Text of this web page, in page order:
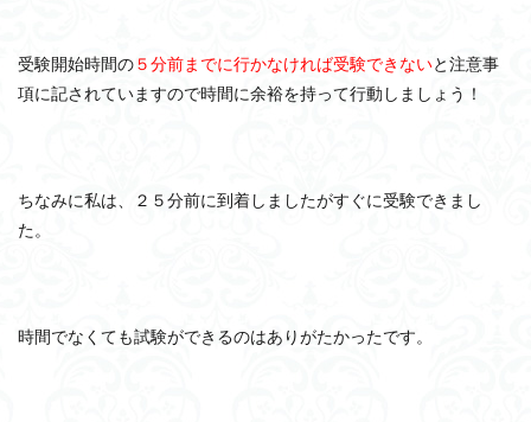
受験開始時間の５分前までに行かなければ受験できないと注意事
項に記されていますので時間に余裕を持って行動しましょう！
ちなみに私は、２５分前に到着しましたがすぐに受験できまし
た。
時間でなくても試験ができるのはありがたかったです。